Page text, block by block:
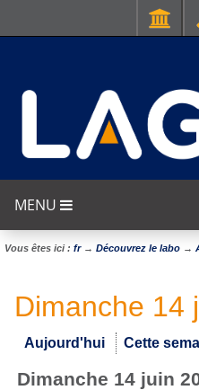
MENU
Vous êtes ici : fr→ Découvrez le labo →
Dimanche 14
Aujourd'hui Cette
dimanche 14 juin